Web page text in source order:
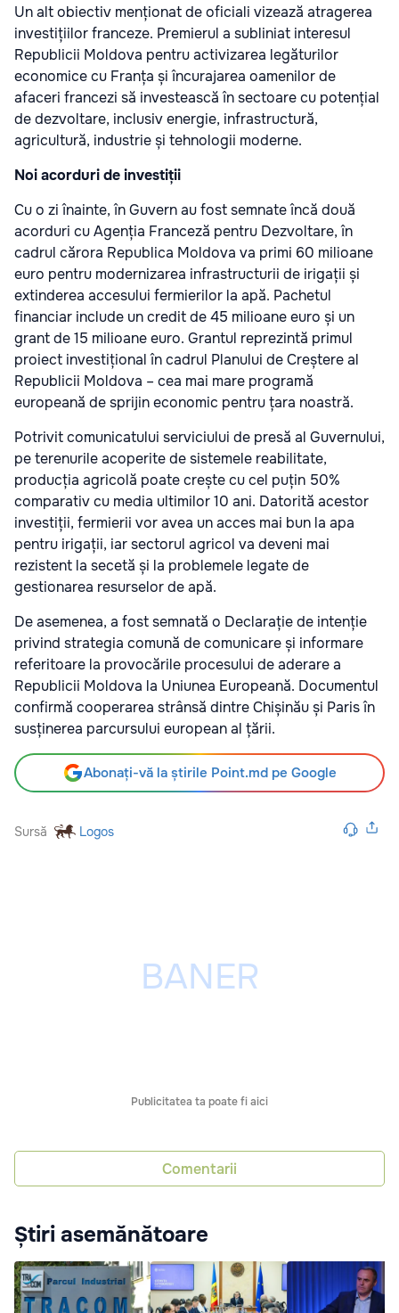
Un alt obiectiv menționat de oficiali vizează atragerea
investițiilor franceze. Premierul a subliniat interesul
Republicii Moldova pentru activizarea legăturilor
economice cu Franța și încurajarea oamenilor de
afaceri francezi să investească în sectoare cu potențial
de dezvoltare, inclusiv energie, infrastructură,
agricultură, industrie și tehnologii moderne.
Noi acorduri de investiții
Cu o zi înainte, în Guvern au fost semnate încă două
acorduri cu Agenția Franceză pentru Dezvoltare, în
cadrul cărora Republica Moldova va primi 60 milioane
euro pentru modernizarea infrastructurii de irigații și
extinderea accesului fermierilor la apă. Pachetul
financiar include un credit de 45 milioane euro și un
grant de 15 milioane euro. Grantul reprezintă primul
proiect investițional în cadrul Planului de Creștere al
Republicii Moldova – cea mai mare programă
europeană de sprijin economic pentru țara noastră.
Potrivit comunicatului serviciului de presă al Guvernului,
pe terenurile acoperite de sistemele reabilitate,
producția agricolă poate crește cu cel puțin 50%
comparativ cu media ultimilor 10 ani. Datorită acestor
investiții, fermierii vor avea un acces mai bun la apa
pentru irigații, iar sectorul agricol va deveni mai
rezistent la secetă și la problemele legate de
gestionarea resurselor de apă.
De asemenea, a fost semnată o Declarație de intenție
privind strategia comună de comunicare și informare
referitoare la provocările procesului de aderare a
Republicii Moldova la Uniunea Europeană. Documentul
confirmă cooperarea strânsă dintre Chișinău și Paris în
susținerea parcursului european al țării.
Abonați-vă la știrile Point.md pe Google
Sursă Logos
Publicitatea ta poate fi aici
Comentarii
Știri asemănătoare